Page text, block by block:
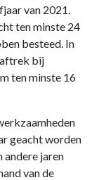
van 2021.
ten minste 24
besteed. In
bij
ten minste 16
geacht worden
andere jaren
van de